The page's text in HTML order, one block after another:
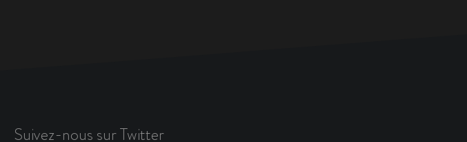
Suivez-nous sur Twitter